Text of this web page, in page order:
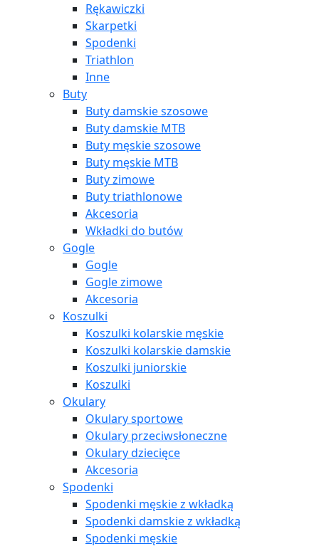
Rękawiczki
Skarpetki
Spodenki
Triathlon
Inne
Buty
Buty damskie szosowe
Buty damskie MTB
Buty męskie szosowe
Buty męskie MTB
Buty zimowe
Buty triathlonowe
Akcesoria
Wkładki do butów
Gogle
Gogle
Gogle zimowe
Akcesoria
Koszulki
Koszulki kolarskie męskie
Koszulki kolarskie damskie
Koszulki juniorskie
Koszulki
Okulary
Okulary sportowe
Okulary przeciwsłoneczne
Okulary dziecięce
Akcesoria
Spodenki
Spodenki męskie z wkładką
Spodenki damskie z wkładką
Spodenki męskie